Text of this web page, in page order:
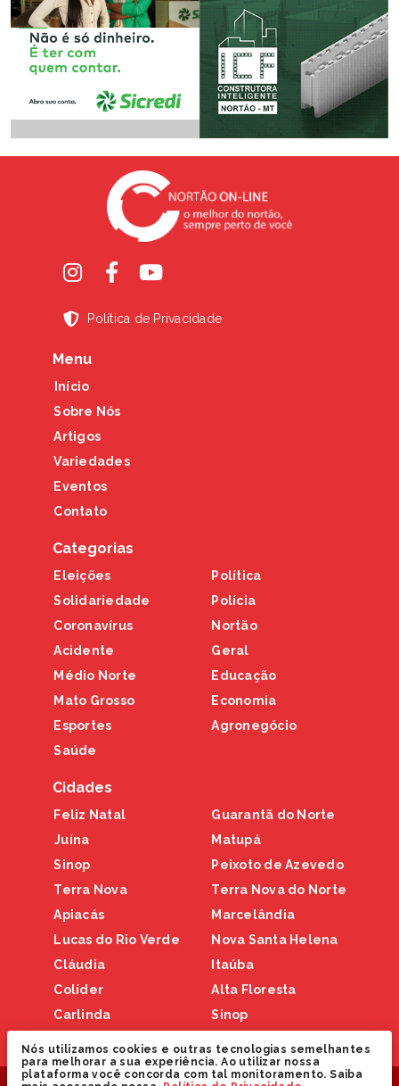
Política de Privacidade
Menu
Início
Sobre Nós
Artigos
Variedades
Eventos
Contato
Categorias
Eleições
Solidariedade
Coronavírus
Acidente
Médio Norte
Mato Grosso
Esportes
Saúde
Política
Polícia
Nortão
Geral
Educação
Economia
Agronegócio
Cidades
Feliz Natal
Juína
Sinop
Terra Nova
Apiacás
Lucas do Rio Verde
Cláudia
Colíder
Carlinda
Guarantã do Norte
Matupá
Peixoto de Azevedo
Terra Nova do Norte
Marcelândia
Nova Santa Helena
Itaúba
Alta Floresta
Sinop
Nós utilizamos cookies e outras tecnologias semelhantes
para melhorar a sua experiência. Ao utilizar nossa
plataforma você concorda com tal monitoramento. Saiba